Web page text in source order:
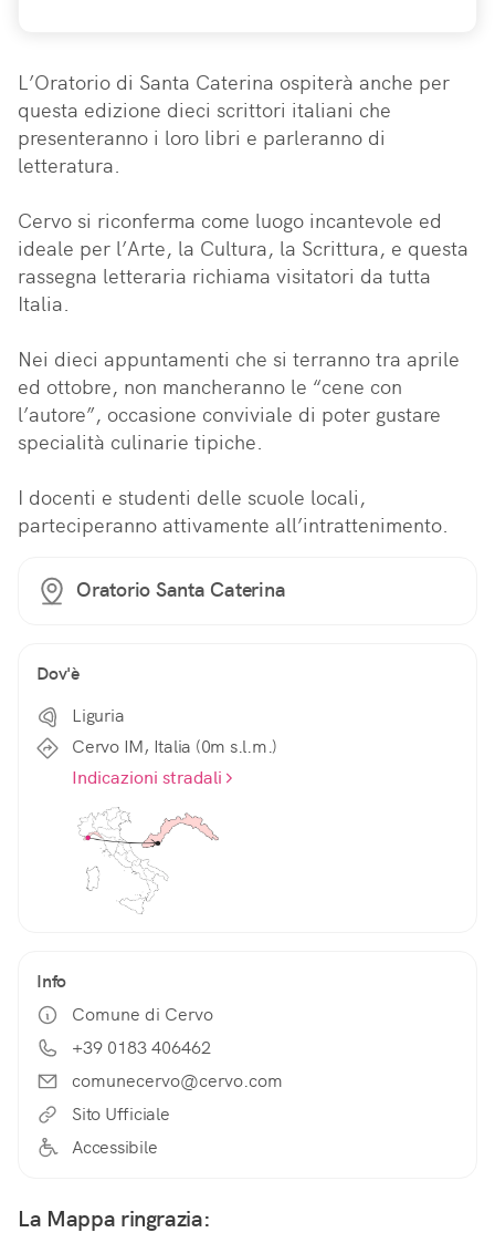
L’Oratorio di Santa Caterina ospiterà anche per
questa edizione dieci scrittori italiani che
presenteranno i loro libri e parleranno di
letteratura.
Cervo si riconferma come luogo incantevole ed
ideale per l’Arte, la Cultura, la Scrittura, e questa
rassegna letteraria richiama visitatori da tutta
Italia.
Nei dieci appuntamenti che si terranno tra aprile
ed ottobre, non mancheranno le “cene con
l’autore”, occasione conviviale di poter gustare
specialità culinarie tipiche.
I docenti e studenti delle scuole locali,
parteciperanno attivamente all’intrattenimento.
Oratorio Santa Caterina
Dov'è
Liguria
Cervo IM, Italia (0m s.l.m.)
Indicazioni stradali
Info
Comune di Cervo
+39 0183 406462
comunecervo@cervo.com
Sito Ufficiale
Accessibile
La Mappa ringrazia: